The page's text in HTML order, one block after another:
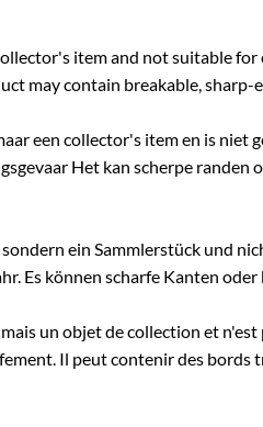
item and not suitable
may contain breakable, sharp-
een collector's item en is niet
Het kan scherpe randen
sondern ein Sammlerstück und
Es können scharfe Kanten
un objet de collection et
Il peut contenir des bords